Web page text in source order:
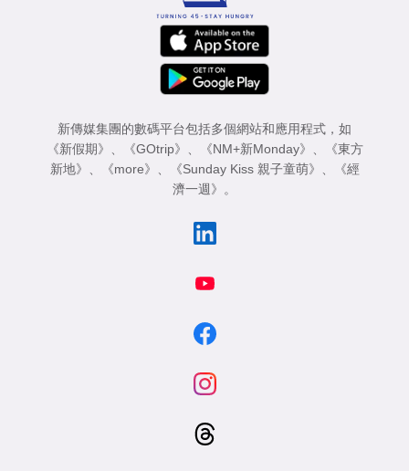
新傳媒集團的數碼平台包括多個網站和應用程式，如
《新假期》 、 《GOtrip》 、 《NM+新Monday》 、
《東方
新地》 、 《more》 、 《Sunday Kiss 親子童萌》 、
《經
濟一週》 。